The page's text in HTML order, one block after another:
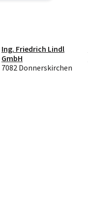
Ing. Friedrich Lindl
GmbH
7082 Donnerskirchen